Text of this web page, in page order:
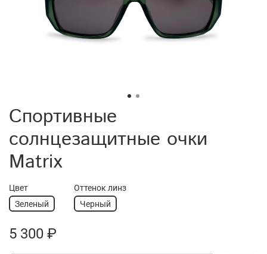
Спортивные
солнцезащитные очки
Matrix
Цвет
Зеленый
Оттенок линз
Черный
5 300 ₽